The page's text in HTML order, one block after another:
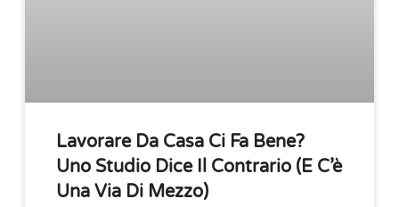
Lavorare Da Casa Ci Fa Bene?
Uno Studio Dice Il Contrario (e C’è
Una Via Di Mezzo)